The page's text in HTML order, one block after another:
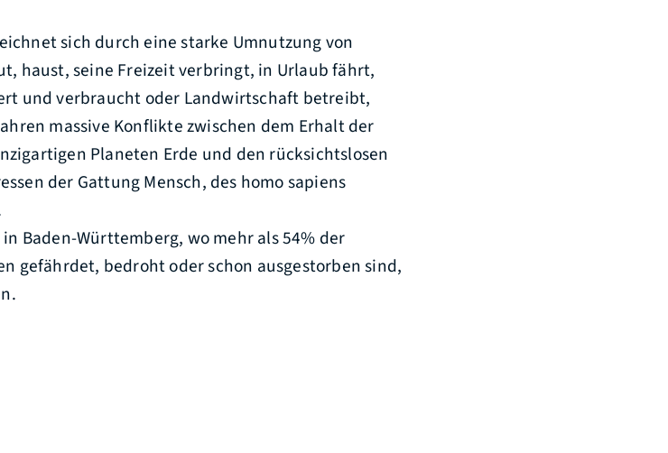
sich durch eine starke Umnutzung von
haust, seine Freizeit verbringt, in Urlaub fährt,
und verbraucht oder Landwirtschaft betreibt,
massive Konflikte zwischen dem Erhalt der
Planeten Erde und den rücksichtslosen
der Gattung Mensch, des homo sapiens
Baden-Württemberg, wo mehr als 54% der
gefährdet, bedroht oder schon ausgestorben sind,